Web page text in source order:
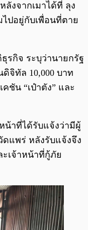
งจากเมาได้ที่ ลุง
ปอยู่กับเพื่อนที่ตาย
รกิจ ระบุว่านายกรัฐ
จิทัล 10,000 บาท
ชัน “เป๋าตัง” และ
น้าที่ได้รับแจ้งว่ามีผู้
ดแพร่ หลังรับแจ้งจึง
เจ้าหน้าที่กู้ภัย